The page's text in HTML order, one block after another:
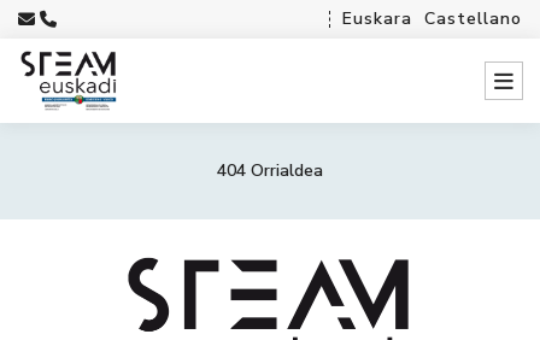
Euskara Castellano
404 Orrialdea